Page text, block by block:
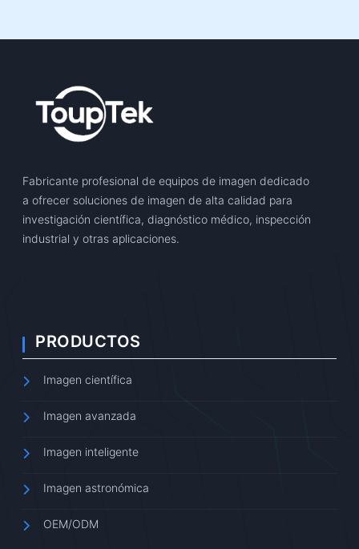
Fabricante profesional de equipos de imagen dedicado
a ofrecer soluciones de imagen de alta calidad para
investigación científica, diagnóstico médico, inspección
industrial y otras aplicaciones.
PRODUCTOS
Imagen científica
Imagen avanzada
Imagen inteligente
Imagen astronómica
OEM/ODM